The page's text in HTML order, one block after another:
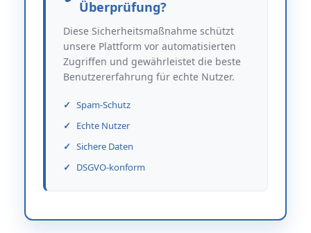
Überprüfung?
Diese Sicherheitsmaßnahme schützt
unsere Plattform vor automatisierten
Zugriffen und gewährleistet die beste
Benutzererfahrung für echte Nutzer.
Spam-Schutz
Echte Nutzer
Sichere Daten
DSGVO-konform